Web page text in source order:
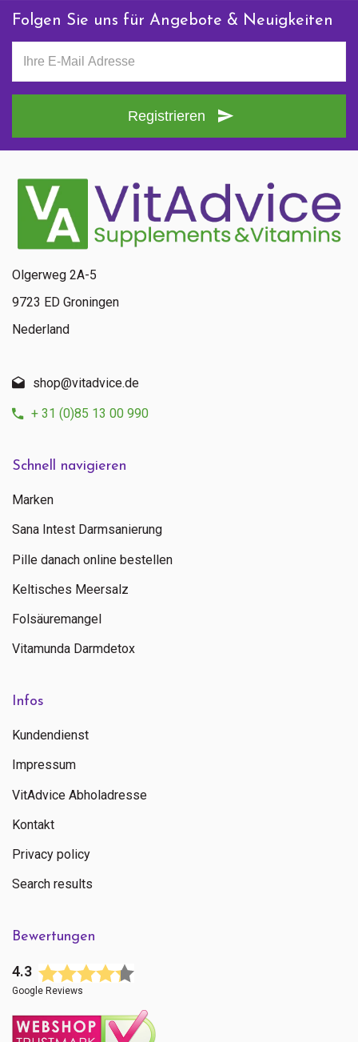
Folgen Sie uns für Angebote & Neuigkeiten
Registrieren
Schnell navigieren
Marken
Sana Intest Darmsanierung
Pille danach online bestellen
Keltisches Meersalz
Folsäuremangel
Vitamunda Darmdetox
Infos
Kundendienst
Impressum
VitAdvice Abholadresse
Kontakt
Privacy policy
Search results
Bewertungen
4.3
Google Reviews
Olgerweg 2A-5
9723 ED Groningen
Nederland
shop@vitadvice.de
+ 31 (0)85 13 00 990